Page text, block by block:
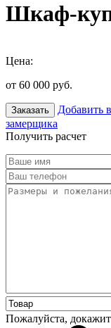
Шкаф-
Цена:
от 60 000 руб.
Заказать Добавить
замерщика
Получить расчет
Пожалуйста,